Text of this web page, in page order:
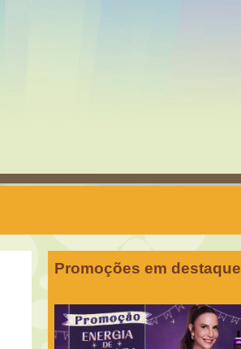
Promoções em destaque